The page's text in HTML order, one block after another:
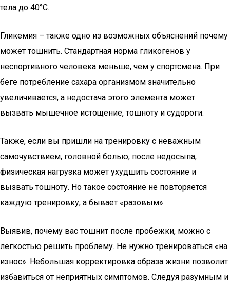
тела до 40°C.
Гликемия – также одно из возможных объяснений почему
может тошнить. Стандартная норма гликогенов у
неспортивного человека меньше, чем у спортсмена. При
беге потребление сахара организмом значительно
увеличивается, а недостача этого элемента может
вызвать мышечное истощение, тошноту и судороги.
Также, если вы пришли на тренировку с неважным
самочувствием, головной болью, после недосыпа,
физическая нагрузка может ухудшить состояние и
вызвать тошноту. Но такое состояние не повторяется
каждую тренировку, а бывает «разовым».
Выявив, почему вас тошнит после пробежки, можно с
легкостью решить проблему. Не нужно тренироваться «на
износ». Небольшая корректировка образа жизни позволит
избавиться от неприятных симптомов. Следуя разумным и